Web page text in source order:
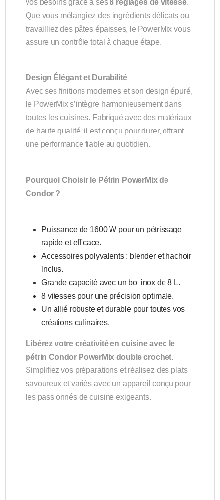
vos besoins grâce à ses8 réglages de vitesse.
Que vous mélangiez des ingrédients délicats ou
travailliez des pâtes épaisses, le PowerMix vous
assure un contrôle total à chaque étape.
Design Élégant et Durabilité
Avec ses finitions modernes et son design épuré,
le PowerMix s’intègre harmonieusement dans
toutes les cuisines. Fabriqué avec des matériaux
de haute qualité, il est conçu pour durer, offrant
une performance fiable au quotidien.
Pourquoi Choisir le Pétrin PowerMix de
Condor ?
Puissance de 1600 W pour un pétrissage
rapide et efficace.
Accessoires polyvalents : blender et hachoir
inclus.
Grande capacité avec un bol inox de 8 L.
8 vitesses pour une précision optimale.
Un allié robuste et durable pour toutes vos
créations culinaires.
Libérez votre créativité en cuisine avec le
pétrin Condor PowerMix double crochet.
Simplifiez vos préparations et réalisez des plats
savoureux et variés avec un appareil conçu pour
les passionnés de cuisine exigeants.